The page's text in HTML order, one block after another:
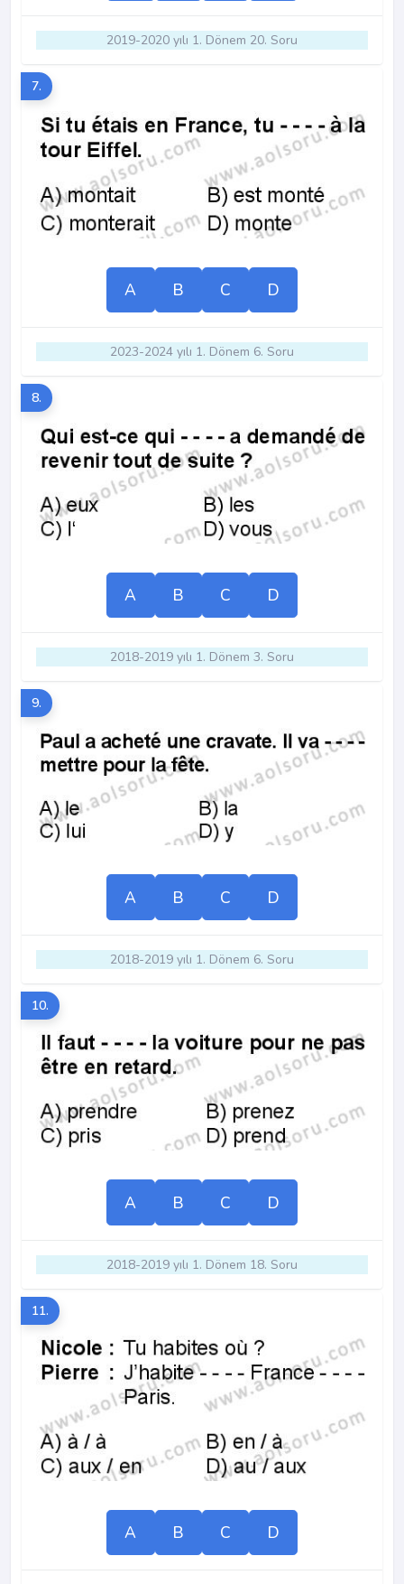
2019-2020 yılı 1. Dönem 20. Soru
7.
A B C D
2023-2024 yılı 1. Dönem 6. Soru
8.
A B C D
2018-2019 yılı 1. Dönem 3. Soru
9.
A B C D
2018-2019 yılı 1. Dönem 6. Soru
10.
A B C D
2018-2019 yılı 1. Dönem 18. Soru
11.
A B C D